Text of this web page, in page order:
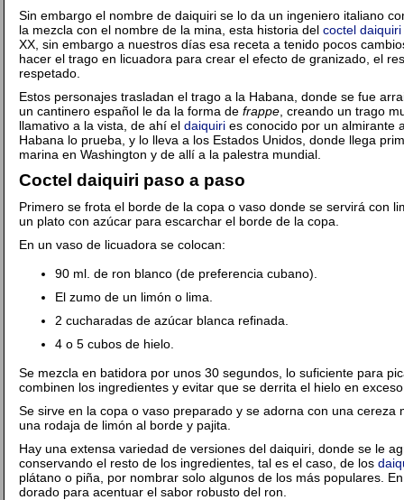
Sin embargo el nombre de daiquiri se lo da un ingeniero italiano
la mezcla con el nombre de la mina, esta historia del coctel daiquiri
XX, sin embargo a nuestros días esa receta a tenido pocos
hacer el trago en licuadora para crear el efecto de granizado, el
respetado.
Estos personajes trasladan el trago a la Habana, donde se fue
un cantinero español le da la forma de frappe , creando un trago
llamativo a la vista, de ahí el daiquiri es conocido por un almirante
Habana lo prueba, y lo lleva a los Estados Unidos, donde llega
marina en Washington y de allí a la palestra mundial.
Coctel daiquiri paso a paso
Primero se frota el borde de la copa o vaso donde se servirá con
un plato con azúcar para escarchar el borde de la copa.
En un vaso de licuadora se colocan:
90 ml. de ron blanco (de preferencia cubano).
El zumo de un limón o lima.
2 cucharadas de azúcar blanca refinada.
4 o 5 cubos de hielo.
Se mezcla en batidora por unos 30 segundos, lo suficiente para
combinen los ingredientes y evitar que se derrita el hielo en
Se sirve en la copa o vaso preparado y se adorna con una cereza
una rodaja de limón al borde y pajita.
Hay una extensa variedad de versiones del daiquiri, donde se le
conservando el resto de los ingredientes, tal es el caso, de los
plátano o piña, por nombrar solo algunos de los más populares.
dorado para acentuar el sabor robusto del ron.